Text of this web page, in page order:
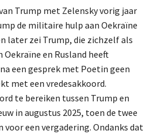
Trump met Zelensky vorig jaar
de militaire hulp aan Oekraïne
later zei Trump, die zichzelf als
en Rusland heeft
een gesprek met Poetin geen
met een vredesakkoord.
te bereiken tussen Trump en
in augustus 2025, toen de twee
voor een vergadering. Ondanks dat